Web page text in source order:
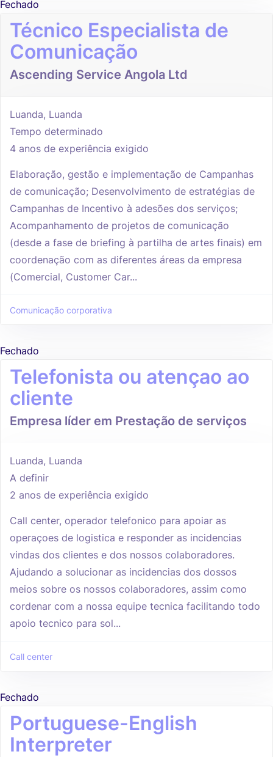
Fechado
Técnico Especialista de
Comunicação
Ascending Service Angola Ltd
Luanda, Luanda
Tempo determinado
4 anos de experiência exigido
Elaboração, gestão e implementação de Campanhas
de comunicação; Desenvolvimento de estratégias de
Campanhas de Incentivo à adesões dos serviços;
Acompanhamento de projetos de comunicação
(desde a fase de briefing à partilha de artes finais) em
coordenação com as diferentes áreas da empresa
(Comercial, Customer Car...
Comunicação corporativa
Fechado
Telefonista ou atençao ao
cliente
Empresa líder em Prestação de serviços
Luanda, Luanda
A definir
2 anos de experiência exigido
Call center, operador telefonico para apoiar as
operaçoes de logistica e responder as incidencias
vindas dos clientes e dos nossos colaboradores.
Ajudando a solucionar as incidencias dos dossos
meios sobre os nossos colaboradores, assim como
cordenar com a nossa equipe tecnica facilitando todo
apoio tecnico para sol...
Call center
Fechado
Portuguese-English
Interpreter